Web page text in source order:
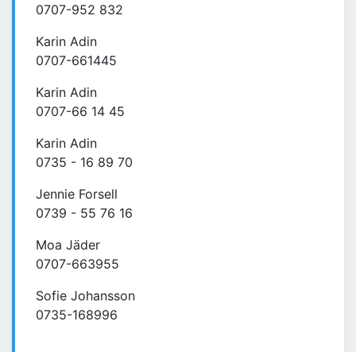
0707-952 832
Karin Adin
0707-661445
Karin Adin
0707-66 14 45
Karin Adin
0735 - 16 89 70
Jennie Forsell
0739 - 55 76 16
Moa Jäder
0707-663955
Sofie Johansson
0735-168996